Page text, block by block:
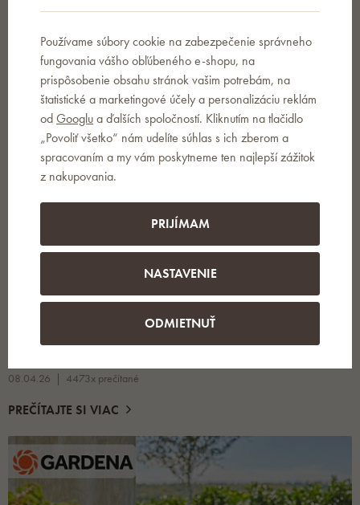
Tipy a triky
K robotickej kosačke GARDENA
08.04.26 4473x prečítané
PREČÍTAJTE SI VIAC
Používame súbory cookie na zabezpečenie správneho
fungovania vášho obľúbeného e-shopu, na
prispôsobenie obsahu stránok vašim potrebám, na
štatistické a marketingové účely a personalizáciu reklám
odGooglua ďalších spoločností. Kliknutím na tlačidlo
„Povoliť všetko“ nám udelíte súhlas s ich zberom a
spracovaním a my vám poskytneme ten najlepší zážitok
z nakupovania.
PRIJÍMAM
NASTAVENIE
ODMIETNUŤ